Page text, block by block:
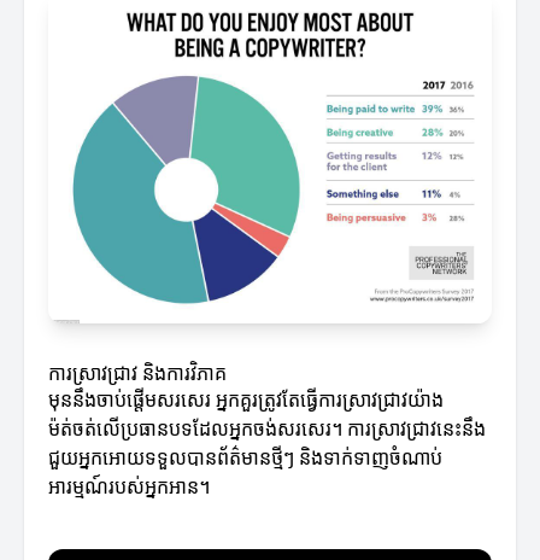
ការស្រាវជ្រាវ និងការវិភាគ
មុននឹងចាប់ផ្តើមសរសេរ អ្នកគួរត្រូវតែធ្វើការស្រាវជ្រាវយ៉ាង
ម៉ត់ចត់លើប្រធានបទដែលអ្នកចង់សរសេរ។ ការស្រាវជ្រាវនេះនឹង
ជួយអ្នកអោយទទួលបានព័ត៌មានថ្មីៗ និងទាក់ទាញចំណាប់
អារម្មណ៍របស់អ្នកអាន។